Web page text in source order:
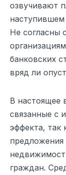
озвучивают
Не согласны
банковских
вряд ли
В настоящее
связанные с
эффекта, так
граждан.